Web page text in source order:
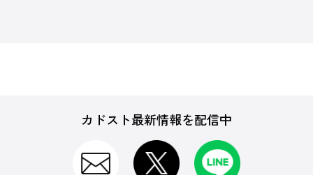
カドスト最新情報を配信中